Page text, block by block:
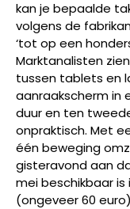
kan je bepaalde
volgens de
‘tot op een
Marktanalisten
tussen tablets en
aanraakscherm in
duur en ten
onpraktisch. Met
één beweging
gisteravond aan
mei beschikbaar
(ongeveer 60